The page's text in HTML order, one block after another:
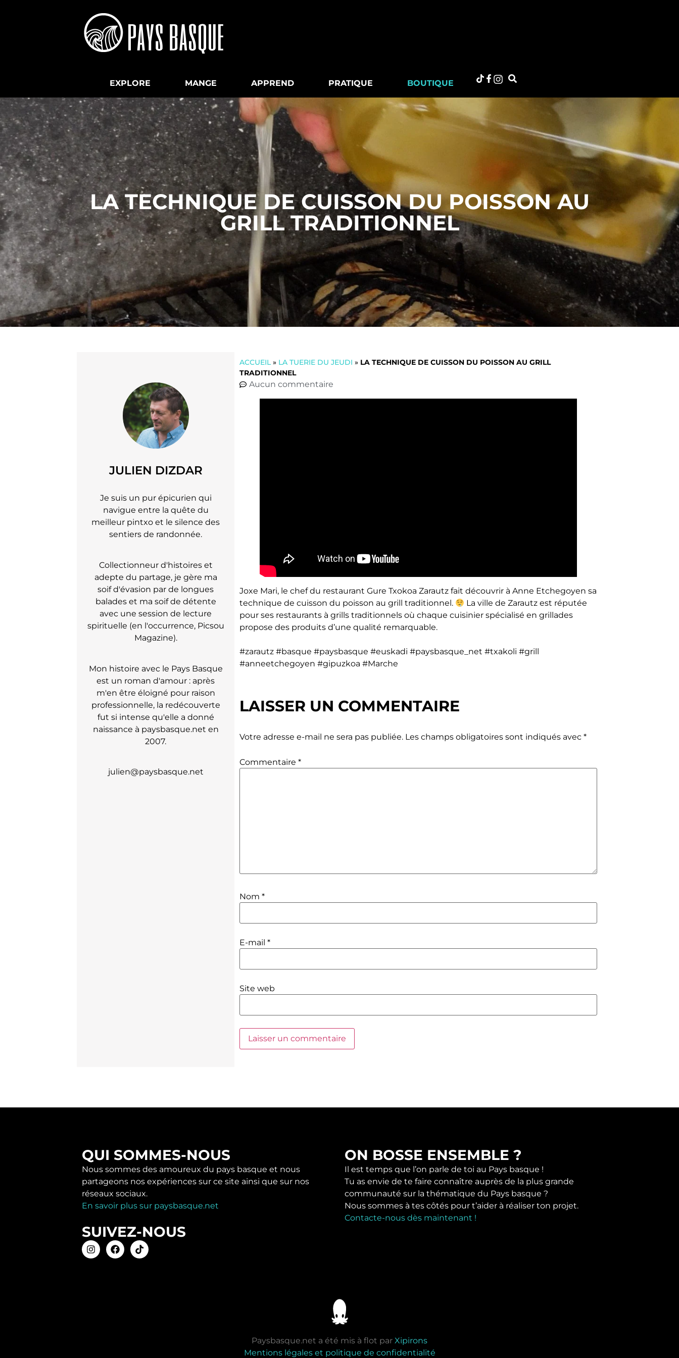
EXPLORE MANGE APPREND PRATIQUE BOUTIQUE
LA TECHNIQUE DE CUISSON DU POISSON AU
GRILL TRADITIONNEL
JULIEN DIZDAR
Je suis un pur épicurien qui
navigue entre la quête du
meilleur pintxo et le silence des
sentiers de randonnée.
Collectionneur d'histoires et
adepte du partage, je gère ma
soif d'évasion par de longues
balades et ma soif de détente
avec une session de lecture
spirituelle (en l'occurrence, Picsou
Magazine).
Mon histoire avec le Pays Basque
est un roman d'amour : après
m'en être éloigné pour raison
professionnelle, la redécouverte
fut si intense qu'elle a donné
naissance à paysbasque.net en
2007.
julien@paysbasque.net
ACCUEIL» LA TUERIE DU JEUDI » LA TECHNIQUE DE CUISSON DU POISSON AU GRILL
TRADITIONNEL
Aucun commentaire
Joxe Mari, le chef du restaurant Gure Txokoa Zarautz fait découvrir à Anne Etchegoyen sa
technique de cuisson du poisson au grill traditionnel.
La ville de Zarautz est réputée
pour ses restaurants à grills traditionnels où chaque cuisinier spécialisé en grillades
propose des produits d’une qualité remarquable.
#zarautz #basque #paysbasque #euskadi #paysbasque_net #txakoli #grill
#anneetchegoyen #gipuzkoa #Marche
LAISSER UN COMMENTAIRE
Votre adresse e-mail ne sera pas publiée. Les champs obligatoires sont indiqués avec *
Commentaire *
Nom *
E-mail *
Site web
QUI SOMMES-NOUS
Nous sommes des amoureux du pays basque et nous
partageons nos expériences sur ce site ainsi que sur nos
réseaux sociaux.
En savoir plus sur paysbasque.net
SUIVEZ-NOUS
ON BOSSE ENSEMBLE ?
Il est temps que l’on parle de toi au Pays basque !
Tu as envie de te faire connaître auprès de la plus grande
communauté sur la thématique du Pays basque ?
Nous sommes à tes côtés pour t’aider à réaliser ton projet.
Contacte-nous dès maintenant !
Paysbasque.net a été mis à flot par Xipirons
Mentions légales et politique de confidentialité